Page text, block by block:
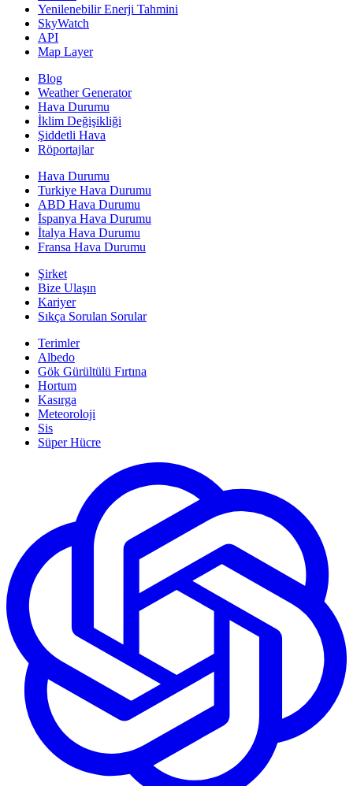
Yenilenebilir Enerji Tahmini
SkyWatch
API
Map Layer
Blog
Weather Generator
Hava Durumu
İklim Değişikliği
Şiddetli Hava
Röportajlar
Hava Durumu
Turkiye Hava Durumu
ABD Hava Durumu
İspanya Hava Durumu
İtalya Hava Durumu
Fransa Hava Durumu
Şirket
Bize Ulaşın
Kariyer
Sıkça Sorulan Sorular
Terimler
Albedo
Gök Gürültülü Fırtına
Hortum
Kasırga
Meteoroloji
Sis
Süper Hücre